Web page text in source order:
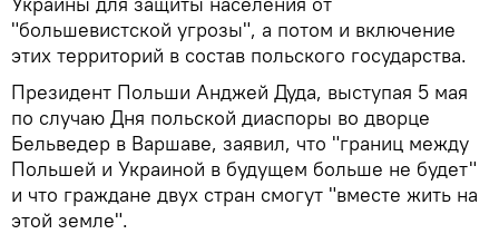
"большевистской угрозы", а потом и включение
этих территорий в состав польского государства.
Президент Польши Анджей Дуда, выступая 5 мая
по случаю Дня польской диаспоры во дворце
Бельведер в Варшаве, заявил, что "границ между
Польшей и Украиной в будущем больше не будет"
и что граждане двух стран смогут "вместе жить на
этой земле".